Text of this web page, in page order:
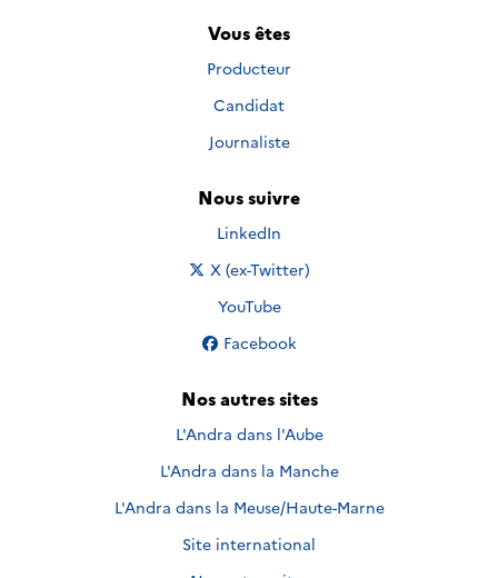
Vous êtes
Producteur
Candidat
Journaliste
Nous suivre
Nous suivre sur
LinkedIn
Nous suivre sur
X (ex-Twitter)
Nous suivre sur
YouTube
Nous suivre sur
Facebook
Nos autres sites
L'Andra dans l'Aube
L'Andra dans la Manche
L'Andra dans la Meuse/Haute-Marne
Site international